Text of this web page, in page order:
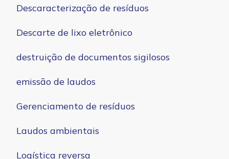
Descaracterização de resíduos
Descarte de lixo eletrônico
destruição de documentos sigilosos
emissão de laudos
Gerenciamento de resíduos
Laudos ambientais
Logística reversa